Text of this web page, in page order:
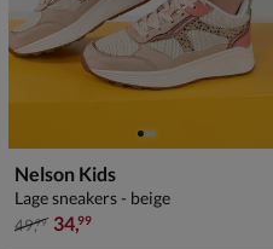
Nelson Kids
Lage sneakers - beige
van € 49,99 voor € 34,99
49,99 34,99